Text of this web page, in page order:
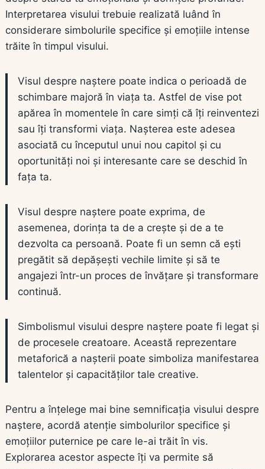
Interpretarea visului trebuie realizată luând în
considerare simbolurile specifice și emoțiile intense
trăite în timpul visului.
Visul despre naștere poate indica o perioadă de
schimbare majoră în viața ta. Astfel de vise pot
apărea în momentele în care simți că îți reinventezi
sau îți transformi viața. Nașterea este adesea
asociată cu începutul unui nou capitol și cu
oportunități noi și interesante care se deschid în
fața ta.
Visul despre naștere poate exprima, de
asemenea, dorința ta de a crește și de a te
dezvolta ca persoană. Poate fi un semn că ești
pregătit să depășești vechile limite și să te
angajezi într-un proces de învățare și transformare
continuă.
Simbolismul visului despre naștere poate fi legat și
de procesele creatoare. Această reprezentare
metaforică a nașterii poate simboliza manifestarea
talentelor și capacităților tale creative.
Pentru a înțelege mai bine semnificația visului despre
naștere, acordă atenție simbolurilor specifice și
emoțiilor puternice pe care le-ai trăit în vis.
Explorarea acestor aspecte îți va permite să